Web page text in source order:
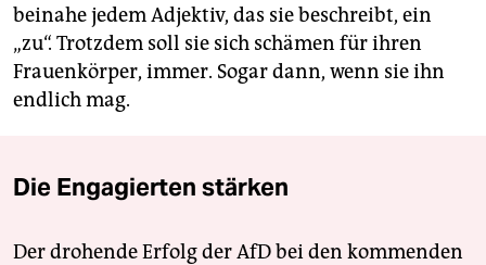
beinahe jedem Adjektiv, das sie beschreibt, ein
„zu“. Trotzdem soll sie sich schämen für ihren
Frauenkörper, immer. Sogar dann, wenn sie ihn
endlich mag.
Die Engagierten stärken
Der drohende Erfolg der AfD bei den kommenden